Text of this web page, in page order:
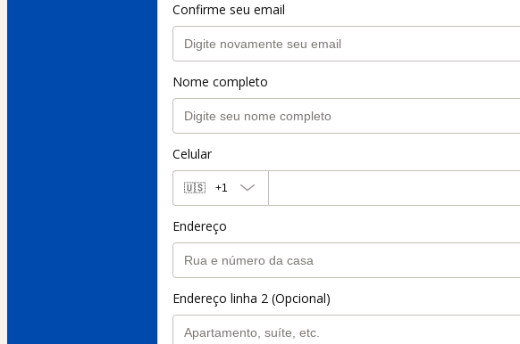
Confirme seu email
Nome completo
Celular
🇺🇸 +1
Endereço
Endereço linha 2 (Opcional)